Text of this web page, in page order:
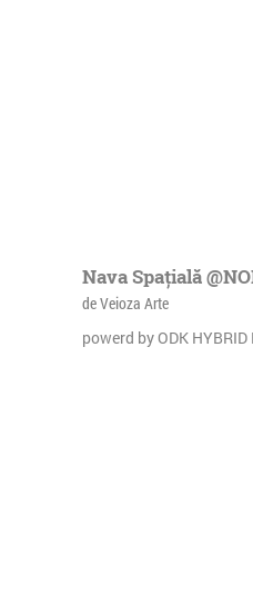
Nava Spațială
de Veioza Arte
powerd by ODK HYBRID